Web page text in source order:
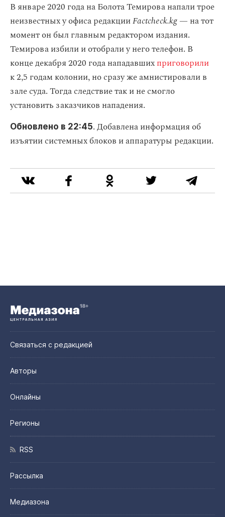
В январе 2020 года на Болота Темирова напали трое
неизвестных у офиса редакцииFactcheck.kg — на тот
момент он был главным редактором издания.
Темирова избили и отобрали у него телефон. В
конце декабря 2020 года нападавшихприговорили
к 2,5 годам колонии, но сразу же амнистировали в
зале суда. Тогда следствие так и не смогло
установить заказчиков нападения.
Обновлено в 22:45. Добавлена информация об
изъятии системных блоков и аппаратуры редакции.
Связаться с редакцией
Авторы
Онлайны
Регионы
RSS
Рассылка
Медиазона